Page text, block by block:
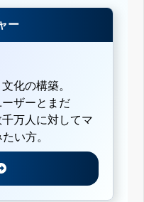
ー
化の構築。
ザーとまだ
万人に対してマ
い方。